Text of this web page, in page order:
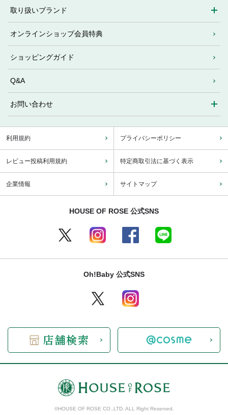
取り扱いブランド
オンラインショップ会員特典
ショッピングガイド
Q&A
お問い合わせ
利用規約 プライバシーポリシー
レビュー投稿利用規約 特定商取引法に基づく表示
企業情報 サイトマップ
HOUSE OF ROSE 公式SNS
Oh!Baby 公式SNS
©HOUSE OF ROSE CO.,LTD. ALL Right Reserved.